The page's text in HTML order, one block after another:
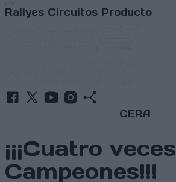
Abrir menú
Rallyes Circuitos Producto
CERA
¡¡¡Cuatro veces
Campeones!!!